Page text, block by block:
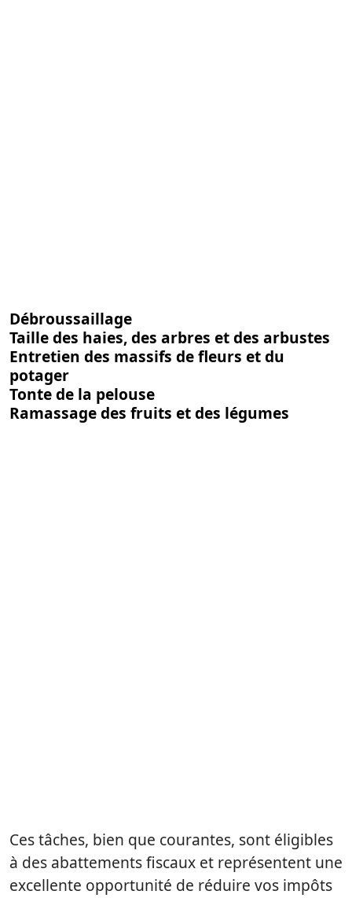
Débroussaillage
Taille des haies, des arbres et des arbustes
Entretien des massifs de fleurs et du
potager
Tonte de la pelouse
Ramassage des fruits et des légumes
Ces tâches, bien que courantes, sont éligibles
à des abattements fiscaux et représentent une
excellente opportunité de réduire vos impôts